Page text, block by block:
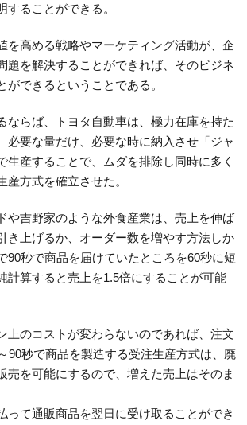
することができる。
を高める戦略やマーケティング活動が、企
題を解決することができれば、そのビジネ
ができるということである。
ならば、トヨタ自動車は、極力在庫を持た
必要な量だけ、必要な時に納入させ「ジャ
生産することで、ムダを排除し同時に多く
産方式を確立させた。
や吉野家のような外食産業は、売上を伸ば
き上げるか、オーダー数を増やす方法しか
90秒で商品を届けていたところを60秒に短
計算すると売上を1.5倍にすることが可能
上のコストが変わらないのであれば、注文
90秒で商品を製造する受注生産方式は、廃
売を可能にするので、増えた売上はそのま
って通販商品を翌日に受け取ることができ